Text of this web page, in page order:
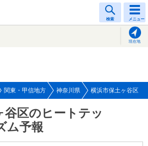
検索 メニュー
現在地
関東・甲信地方 神奈川県 横浜市保土ヶ谷区
谷区のヒートテッ
ム予報